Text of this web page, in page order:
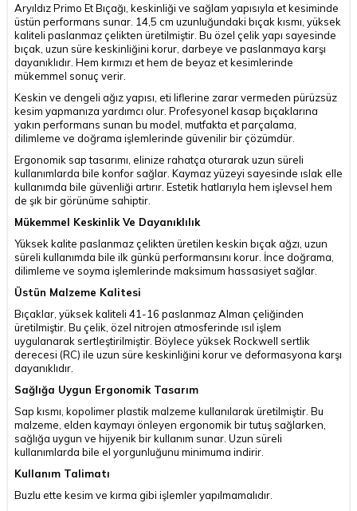
Aryıldız Primo Et Bıçağı, keskinliği ve sağlam yapısıyla et kesiminde
üstün performans sunar. 14,5 cm uzunluğundaki bıçak kısmı, yüksek
kaliteli paslanmaz çelikten üretilmiştir. Bu özel çelik yapı sayesinde
bıçak, uzun süre keskinliğini korur, darbeye ve paslanmaya karşı
dayanıklıdır. Hem kırmızı et hem de beyaz et kesimlerinde
mükemmel sonuç verir.
Keskin ve dengeli ağız yapısı, eti liflerine zarar vermeden pürüzsüz
kesim yapmanıza yardımcı olur. Profesyonel kasap bıçaklarına
yakın performans sunan bu model, mutfakta et parçalama,
dilimleme ve doğrama işlemlerinde güvenilir bir çözümdür.
Ergonomik sap tasarımı, elinize rahatça oturarak uzun süreli
kullanımlarda bile konfor sağlar. Kaymaz yüzeyi sayesinde ıslak elle
kullanımda bile güvenliği artırır. Estetik hatlarıyla hem işlevsel hem
de şık bir görünüme sahiptir.
Mükemmel Keskinlik Ve Dayanıklılık
Yüksek kalite paslanmaz çelikten üretilen keskin bıçak ağzı, uzun
süreli kullanımda bile ilk günkü performansını korur. İnce doğrama,
dilimleme ve soyma işlemlerinde maksimum hassasiyet sağlar.
Üstün Malzeme Kalitesi
Bıçaklar, yüksek kaliteli 41-16 paslanmaz Alman çeliğinden
üretilmiştir. Bu çelik, özel nitrojen atmosferinde ısıl işlem
uygulanarak sertleştirilmiştir. Böylece yüksek Rockwell sertlik
derecesi (RC) ile uzun süre keskinliğini korur ve deformasyona karşı
dayanıklıdır.
Sağlığa Uygun Ergonomik Tasarım
Sap kısmı, kopolimer plastik malzeme kullanılarak üretilmiştir. Bu
malzeme, elden kaymayı önleyen ergonomik bir tutuş sağlarken,
sağlığa uygun ve hijyenik bir kullanım sunar. Uzun süreli
kullanımlarda bile el yorgunluğunu minimuma indirir.
Kullanım Talimatı
Buzlu ette kesim ve kırma gibi işlemler yapılmamalıdır.